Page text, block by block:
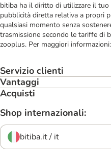
bitiba ha il diritto di utilizzare il
pubblicità diretta relativa a propri
qualsiasi momento senza
trasmissione secondo le tariffe di
zooplus. Per maggiori informazioni:
Servizio clienti
Vantaggi
Acquisti
Shop internazionali:
bitiba.it / it